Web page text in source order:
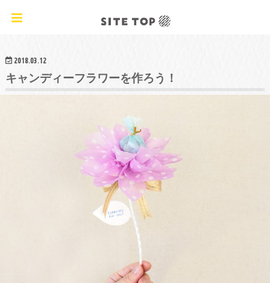
2018.03.12
キャンディーフラワーを作ろう！